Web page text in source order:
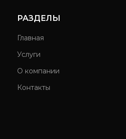
РАЗДЕЛЫ
Главная
Услуги
О компании
Контакты